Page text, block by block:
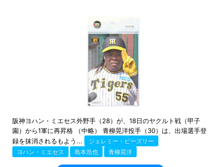
阪神ヨハン・ミエセス外野手（28）が、18日のヤクルト戦（甲子
園）から1軍に再昇格 （中略） 青柳晃洋投手（30）は、出場選手登
録を抹消されるもよう...
ジェレミー・ビーズリー
ヨハン・ミエセス
島本浩也 青柳晃洋